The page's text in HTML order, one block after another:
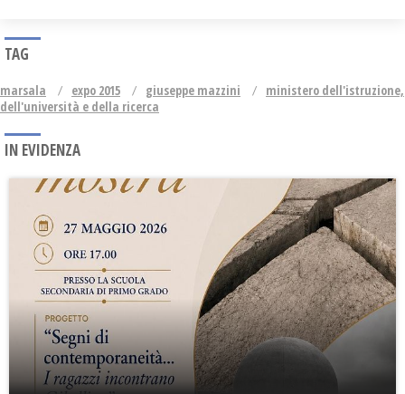
TAG
marsala expo 2015 giuseppe mazzini
ministero dell'istruzione,
dell'università e della ricerca
IN EVIDENZA